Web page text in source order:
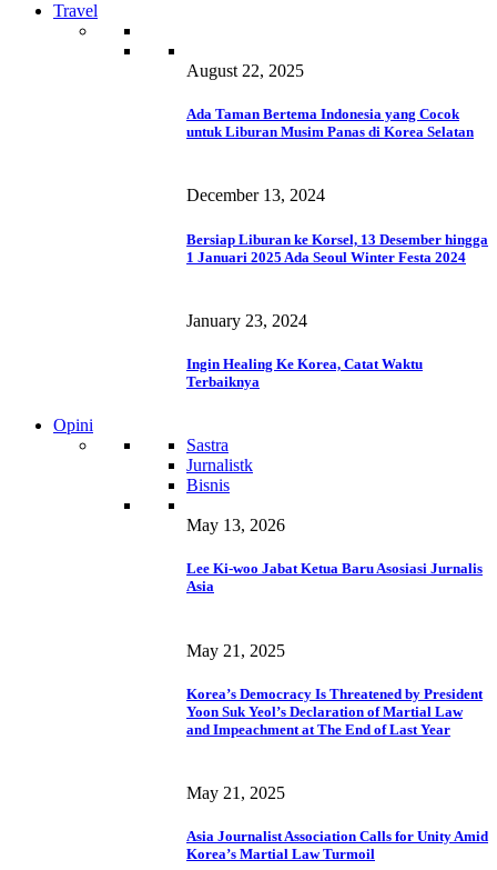
Travel
August 22, 2025
Ada Taman Bertema Indonesia yang Cocok
untuk Liburan Musim Panas di Korea Selatan
December 13, 2024
Bersiap Liburan ke Korsel, 13 Desember hingga
1 Januari 2025 Ada Seoul Winter Festa 2024
January 23, 2024
Ingin Healing Ke Korea, Catat Waktu
Terbaiknya
Opini
Sastra
Jurnalistk
Bisnis
May 13, 2026
Lee Ki-woo Jabat Ketua Baru Asosiasi Jurnalis
Asia
May 21, 2025
Korea’s Democracy Is Threatened by President
Yoon Suk Yeol’s Declaration of Martial Law
and Impeachment at The End of Last Year
May 21, 2025
Asia Journalist Association Calls for Unity Amid
Korea’s Martial Law Turmoil